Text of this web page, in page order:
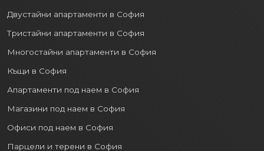
Двустайни апартаменти в София
Тристайни апартаменти в София
Многостайни апартаменти в София
Къщи в София
Апартаменти под наем в София
Магазини под наем в София
Офиси под наем в София
Парцели и терени в София